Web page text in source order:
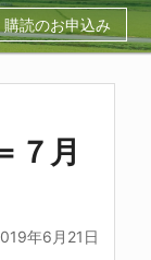
購読のお申込み
７月
年6月21日